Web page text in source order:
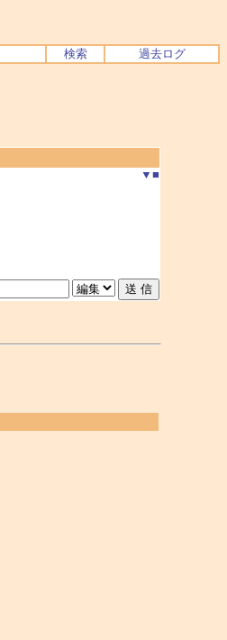
検索 過去ログ
▼ ■